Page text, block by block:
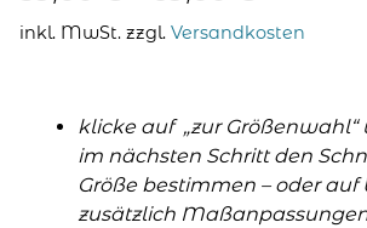
inkl. MwSt. zzgl. Versandkosten
klicke auf „zur
im nächsten Schritt den
Größe bestimmen – oder auf
zusätzlich